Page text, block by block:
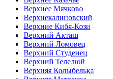
Верхнее Мячково
Верхнекалиновский
Верхние Кибя-Кози
Верхний Акташ
Верхний Ломовец
Верхний Студенец
Верхний Телелюй
Верхняя Колыбелька